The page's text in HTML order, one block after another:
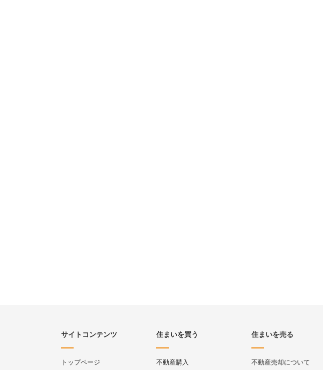
サイトコンテンツ
トップページ
住まいを買う
不動産購入
住まいを売る
不動産売却について